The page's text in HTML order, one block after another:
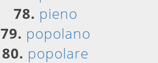
78. pieno
79. popolano
80. popolare